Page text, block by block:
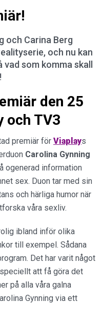
och Carina Berg
och nu kan
som komma skall
den 25
och TV3
premiär för Viaplays
Carolina Gynning
ogenerad information
sex. Duon tar med sin
och härliga humor när
våra sexliv.
ibland inför olika
till exempel. Sådana
Det har varit något
att få göra det
på alla våra galna
Gynning via ett